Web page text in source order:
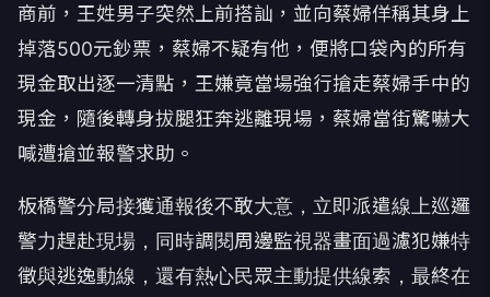
商前，王姓男子突然上前搭訕，並向蔡婦佯稱其身上
掉落500元鈔票，蔡婦不疑有他，便將口袋內的所有
現金取出逐一清點，王嫌竟當場強行搶走蔡婦手中的
現金，隨後轉身拔腿狂奔逃離現場，蔡婦當街驚嚇大
喊遭搶並報警求助。
板橋警分局接獲通報後不敢大意，立即派遣線上巡邏
警力趕赴現場，同時調閱周邊監視器畫面過濾犯嫌特
徵與逃逸動線，還有熱心民眾主動提供線索，最終在